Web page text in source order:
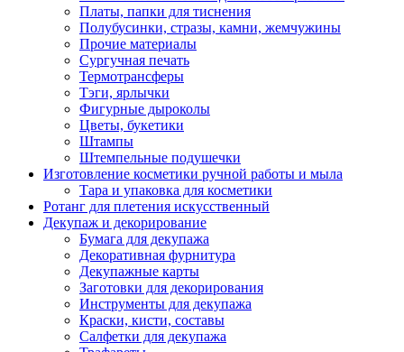
Платы, папки для тиснения
Полубусинки, стразы, камни, жемчужины
Прочие материалы
Сургучная печать
Термотрансферы
Тэги, ярлычки
Фигурные дыроколы
Цветы, букетики
Штампы
Штемпельные подушечки
Изготовление косметики ручной работы и мыла
Тара и упаковка для косметики
Ротанг для плетения искусственный
Декупаж и декорирование
Бумага для декупажа
Декоративная фурнитура
Декупажные карты
Заготовки для декорирования
Инструменты для декупажа
Краски, кисти, составы
Салфетки для декупажа